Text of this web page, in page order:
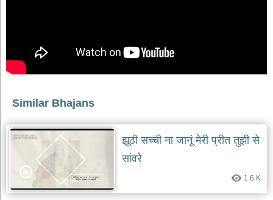
भजन
gurudev
bhajans
भजन
bhajans
vishnu
bhajans
Similar Bhajans
झूठी सच्ची ना जानूं मेरी प्रीत तुझी से
सांवरे
1.6 K